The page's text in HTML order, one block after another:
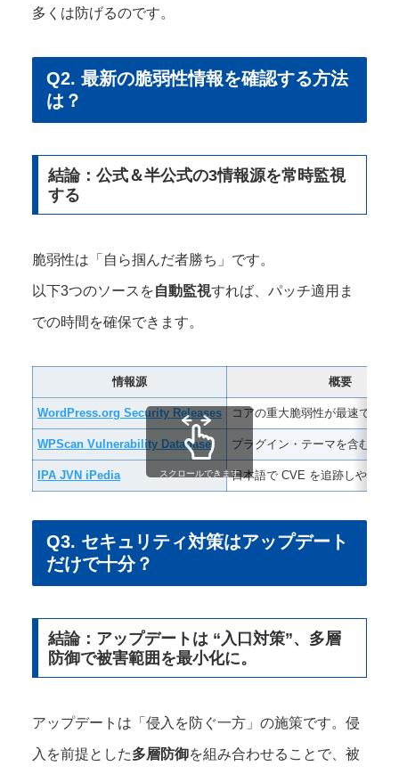
多くは防げるのです。
Q2. 最新の脆弱性情報を確認する方法
は？
結論：公式＆半公式の3情報源を常時監視
する
脆弱性は「⾃ら掴んだ者勝ち」です。
以下3つのソースを自動監視すれば、パッチ適用ま
での時間を確保できます。
情報源 概要
WordPress.org Security Releases コアの重大脆弱性が最速で告知
WPScan Vulnerability Database プラグイン・テーマを含む世界
IPA JVN iPedia 日本語で CVE を追跡しやすい
スクロールできます
Q3. セキュリティ対策はアップデート
だけで十分？
結論：アップデートは “入口対策”、多層
防御で被害範囲を最小化に。
アップデートは「侵入を防ぐ⼀⽅」の施策です。侵
入を前提とした多層防御を組み合わせることで、被